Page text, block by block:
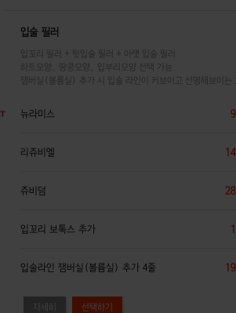
입술 필러
입꼬리 필러 + 윗입술 필러 + 아랫 입술 필러
하트모양, 땅콩모양, 입부리모양 선택 가능
잼버실(볼륨실) 추가 시 입술 라인이 커보이고 선명해보이는
자세히
뉴라미스
리쥬비엘
쥬비덤
입꼬리 보톡스 추가
입술라인 잼버실(볼륨실) 추가 4줄